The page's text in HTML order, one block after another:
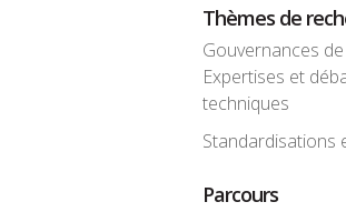
Thèmes de
Gouvernances
Expertises et
techniques
Standardisations
Parcours